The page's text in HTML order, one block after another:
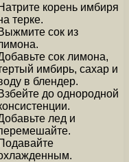
корень имбиря
терке.
сок из
сок лимона,
имбирь, сахар и
в блендер.
до однородной
лед и